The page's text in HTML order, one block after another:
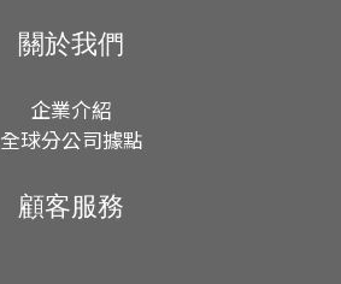
關於我們
企業介紹
全球分公司據點
顧客服務